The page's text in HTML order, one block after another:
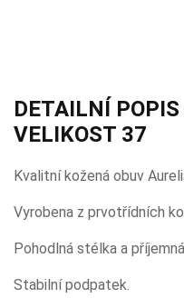
DETAILNÍ
VELIKOST 37
Kvalitní kožená obuv
Vyrobena z prvotřídních
Pohodlná stélka a
Stabilní podpatek.